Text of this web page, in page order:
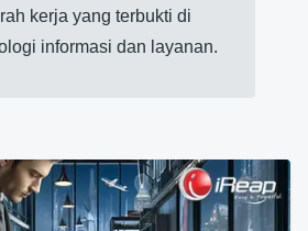
kerja yang terbukti di
informasi dan layanan.